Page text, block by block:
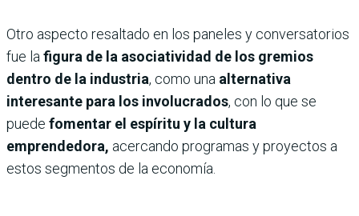
Otro aspecto resaltado en los paneles y conversatorios
fue lafigura de la asociatividad de los gremios
dentro de la industria, como una alternativa
interesante para los involucrados, con lo que se
puede fomentar el espíritu y la cultura
emprendedora, acercando programas y proyectos a
estos segmentos de la economía.